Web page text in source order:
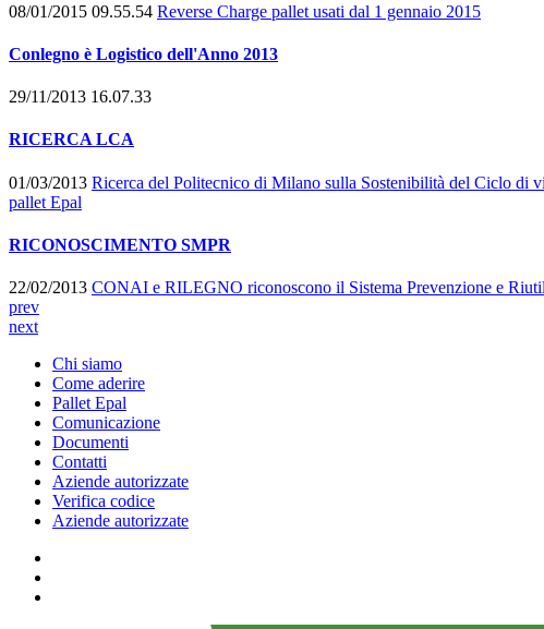
08/01/2015 09.55.54 Reverse Charge pallet usati dal 1 gennaio 2015
Conlegno è Logistico dell'Anno 2013
29/11/2013 16.07.33
RICERCA LCA
01/03/2013 Ricerca del Politecnico di Milano sulla Sostenibilità del Ciclo di
pallet Epal
RICONOSCIMENTO SMPR
22/02/2013 CONAI e RILEGNO riconoscono il Sistema Prevenzione e
prev
next
Chi siamo
Come aderire
Pallet Epal
Comunicazione
Documenti
Contatti
Aziende autorizzate
Verifica codice
Aziende autorizzate